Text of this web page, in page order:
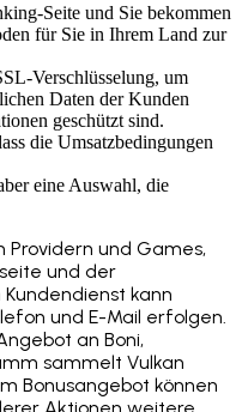
Seite und Sie bekommen
für Sie in Ihrem Land zur
Verschlüsselung, um
Daten der Kunden
geschützt sind.
die Umsatzbedingungen
eine Auswahl, die
Providern und Games,
und der
kann
und E-Mail erfolgen.
an Boni,
sammelt Vulkan
Bonusangebot können